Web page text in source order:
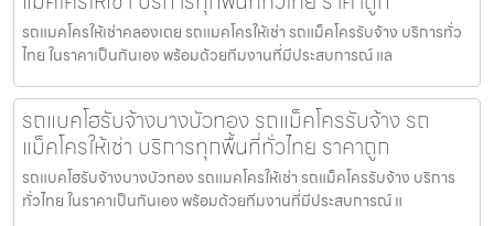
รถแมคโครให้เช่าคลองเตย รถแมคโครให้เช่า รถแม็คโครรับจ้าง บริการทั่ว
ไทย ในราคาเป็นกันเอง พร้อมด้วยทีมงานที่มีประสบการณ์ แล
รถแบคโฮรับจ้างบางบัวทอง รถแม็คโครรับจ้าง รถ
แม็คโครให้เช่า บริการทุกพื้นที่ทั่วไทย ราคาถูก
รถแบคโฮรับจ้างบางบัวทอง รถแมคโครให้เช่า รถแม็คโครรับจ้าง บริการ
ทั่วไทย ในราคาเป็นกันเอง พร้อมด้วยทีมงานที่มีประสบการณ์ แ